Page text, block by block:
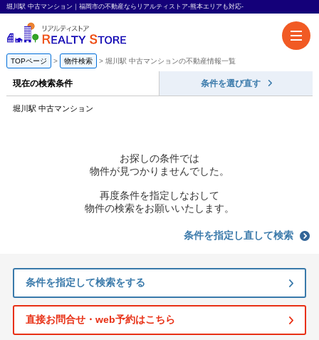
堀川駅 中古マンション｜福岡市の不動産ならリアルティストア-熊本エリアも対応-
TOPページ 物件検索 堀川駅 中古マンションの不動産情報一覧
現在の検索条件 条件を選び直す
堀川駅 中古マンション
お探しの条件では
物件が見つかりませんでした。
再度条件を指定しなおして
物件の検索をお願いいたします。
条件を指定し直して検索
条件を指定して検索をする
直接お問合せ・web予約はこちら